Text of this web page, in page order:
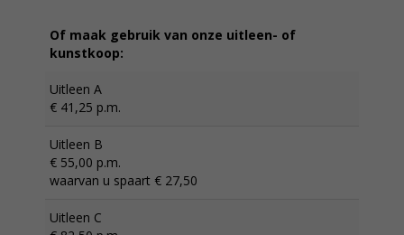
Of maak gebruik van onze uitleen- of
kunstkoop:
Uitleen A
€ 41,25 p.m.
Uitleen B
€ 55,00 p.m.
waarvan u spaart € 27,50
Uitleen C